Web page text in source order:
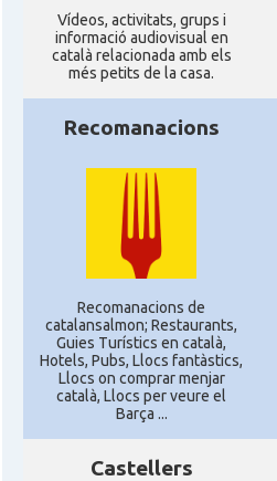
Ví­deos, activitats, grups i
informació audiovisual en
català relacionada amb els
més petits de la casa.
Recomanacions
Recomanacions de
catalansalmon; Restaurants,
Guies Turístics en català,
Hotels, Pubs, Llocs fantàstics,
Llocs on comprar menjar
català, Llocs per veure el
Barça ...
Castellers